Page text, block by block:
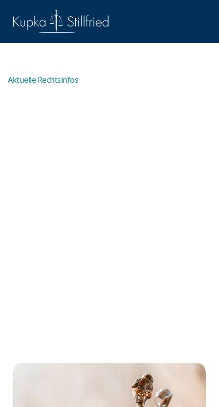
Aktuelle Rechtsinfos